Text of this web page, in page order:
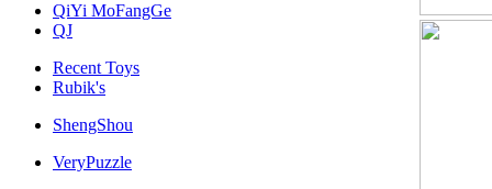
QiYi MoFangGe
QJ
Recent Toys
Rubik's
ShengShou
VeryPuzzle